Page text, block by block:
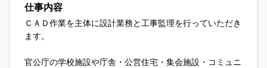
仕事内容
ＣＡＤ作業を主体に設計業務と工事監理を行っていただき
ます。
官公庁の学校施設や庁舎・公営住宅・集会施設・コミュニ